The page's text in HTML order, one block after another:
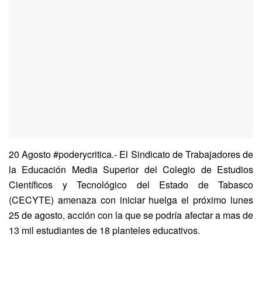
20 Agosto #poderycritica.- El Sindicatode Trabajadores de
la Educación Media Superior del Colegio de Estudios
Científicos y Tecnológico del Estado de Tabasco
(CECYTE) amenaza con iniciar huelga el próximo lunes
25 de agosto, acción con la que se podría afectar a mas de
13 mil estudiantes de 18 planteles educativos.